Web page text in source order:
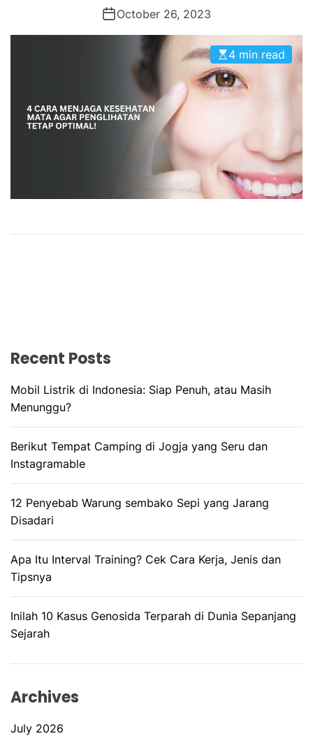
October 26, 2023
4 min read
Recent Posts
Mobil Listrik di Indonesia: Siap Penuh, atau Masih
Menunggu?
Berikut Tempat Camping di Jogja yang Seru dan
Instagramable
12 Penyebab Warung sembako Sepi yang Jarang
Disadari
Apa Itu Interval Training? Cek Cara Kerja, Jenis dan
Tipsnya
Inilah 10 Kasus Genosida Terparah di Dunia Sepanjang
Sejarah
Archives
July 2026